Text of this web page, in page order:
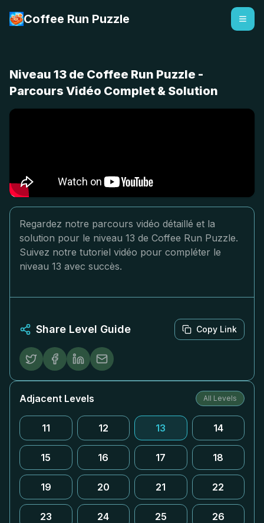
Coffee Run Puzzle
Niveau 13 de Coffee Run Puzzle -
Parcours Vidéo Complet & Solution
Regardez notre parcours vidéo détaillé et la
solution pour le niveau 13 de Coffee Run Puzzle.
Suivez notre tutoriel vidéo pour compléter le
niveau 13 avec succès.
Share Level Guide Copy Link
Adjacent Levels All Levels
11 12 13 14
15 16 17 18
19 20 21 22
23 24 25 26